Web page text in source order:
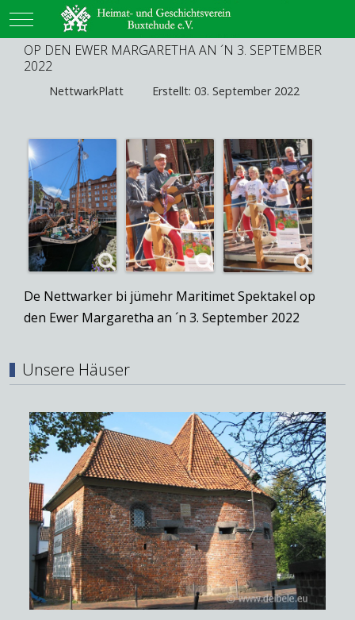
Mobile Menu Toggle
OP DEN EWER MARGARETHA AN ´N 3. SEPTEMBER
2022
NettwarkPlatt Erstellt: 03. September 2022
De Nettwarker bi jümehr Maritimet Spektakel op
den Ewer Margaretha an ´n 3. September 2022
Unsere Häuser